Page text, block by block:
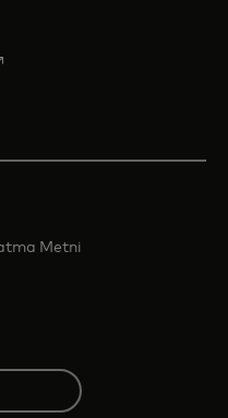
a new tab
in a new tab
in a new tab
Metni